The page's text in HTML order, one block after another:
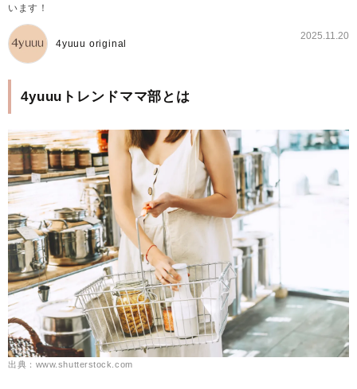
います！
4yuuu original
2025.11.20
4yuuuトレンドママ部とは
出典：www.shutterstock.com